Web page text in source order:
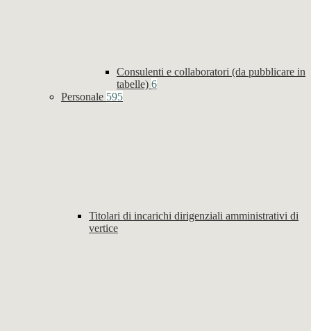
Consulenti e collaboratori (da pubblicare in
tabelle) 6
Personale 595
Titolari di incarichi dirigenziali amministrativi di
vertice